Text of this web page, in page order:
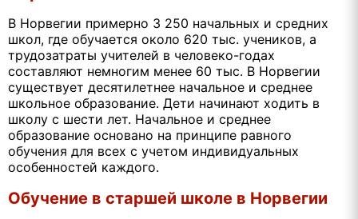
В Норвегии примерно 3 250 начальных и средних
школ, где обучается около 620 тыс. учеников, а
трудозатраты учителей в человеко-годах
составляют немногим менее 60 тыс. В Норвегии
существует десятилетнее начальное и среднее
школьное образование. Дети начинают ходить в
школу с шести лет. Начальное и среднее
образование основано на принципе равного
обучения для всех с учетом индивидуальных
особенностей каждого.
Обучение в старшей школе в Норвегии